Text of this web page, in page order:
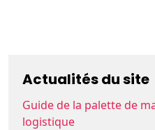
Actualités du site
Guide de la palette de
logistique